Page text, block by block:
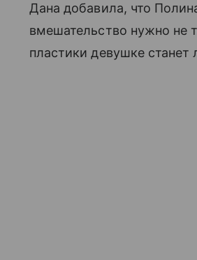
Дана добавила, что
вмешательство нужно не
пластики девушке станет